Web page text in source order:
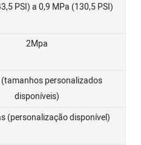
PSI) a 0,9 MPa (130,5 PSI)
2Mpa
personalizados
disponíveis)
(personalização disponível)